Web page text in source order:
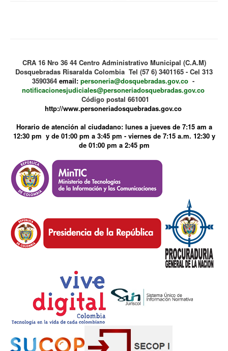
CRA 16 Nro 36 44 Centro Administrativo Municipal (C.A.M)
Dosquebradas Risaralda Colombia Tel (57 6) 3401165 - Cel 313
3590364 email: personeria@dosquebradas.gov.co-
notificacionesjudiciales@personeriadosquebradas.gov.co
Código postal 661001
http://www.personeriadosquebradas.gov.co
Horario de atención al ciudadano: lunes a jueves de 7:15 am a
12:30 pm y de 01:00 pm a 3:45 pm - viernes de 7:15 a.m. 12:30 y
de 01:00 pm a 2:45 pm